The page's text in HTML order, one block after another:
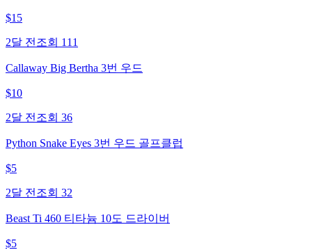
$15
2달 전 조회 111
Callaway Big Bertha 3번 우드
$10
2달 전 조회 36
Python Snake Eyes 3번 우드 골프클럽
$5
2달 전 조회 32
Beast Ti 460 티타늄 10도 드라이버
$5